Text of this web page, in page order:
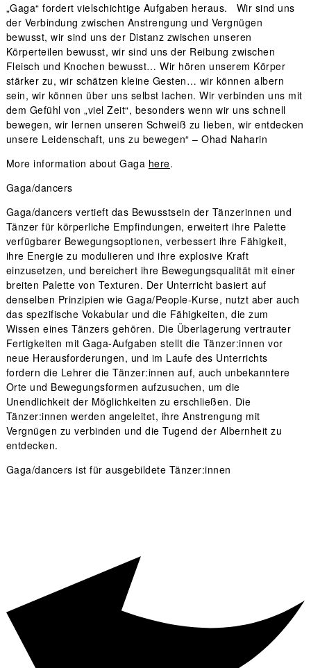
„Gaga“ fordert vielschichtige Aufgaben heraus. Wir sind uns
der Verbindung zwischen Anstrengung und Vergnügen
bewusst, wir sind uns der Distanz zwischen unseren
Körperteilen bewusst, wir sind uns der Reibung zwischen
Fleisch und Knochen bewusst… Wir hören unserem Körper
stärker zu, wir schätzen kleine Gesten… wir können albern
sein, wir können über uns selbst lachen. Wir verbinden uns mit
dem Gefühl von „viel Zeit“, besonders wenn wir uns schnell
bewegen, wir lernen unseren Schweiß zu lieben, wir entdecken
unsere Leidenschaft, uns zu bewegen“ – Ohad Naharin
More information about Gaga here.
Gaga/dancers
Gaga/dancers vertieft das Bewusstsein der Tänzerinnen und
Tänzer für körperliche Empfindungen, erweitert ihre Palette
verfügbarer Bewegungsoptionen, verbessert ihre Fähigkeit,
ihre Energie zu modulieren und ihre explosive Kraft
einzusetzen, und bereichert ihre Bewegungsqualität mit einer
breiten Palette von Texturen. Der Unterricht basiert auf
denselben Prinzipien wie Gaga/People-Kurse, nutzt aber auch
das spezifische Vokabular und die Fähigkeiten, die zum
Wissen eines Tänzers gehören. Die Überlagerung vertrauter
Fertigkeiten mit Gaga-Aufgaben stellt die Tänzer:innen vor
neue Herausforderungen, und im Laufe des Unterrichts
fordern die Lehrer die Tänzer:innen auf, auch unbekanntere
Orte und Bewegungsformen aufzusuchen, um die
Unendlichkeit der Möglichkeiten zu erschließen. Die
Tänzer:innen werden angeleitet, ihre Anstrengung mit
Vergnügen zu verbinden und die Tugend der Albernheit zu
entdecken.
Gaga/dancers ist für ausgebildete Tänzer:innen